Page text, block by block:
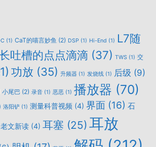
(1) CaT的喵言妙鱼 (2) DSP (1) Hi-End (1) L7随
吐槽的点点滴滴 (37) TWS (1) 交
功放 (35) 升频器 (1) 发烧线 (1) 后级 (9)
小尾巴 (2) 录音 (1) 恶恶 (1) 播放器 (70)
洛阳铲 (1) 测量科普视频 (4) 界面 (16) 石
老文新读 (4) 耳塞 (25) 耳放